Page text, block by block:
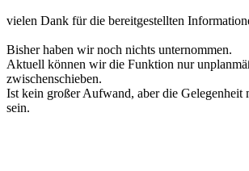
vielen Dank für die bereitgestellten
Bisher haben wir noch nichts unternommen.
Aktuell können wir die Funktion nur
zwischenschieben.
Ist kein großer Aufwand, aber die Gelegenheit
sein.